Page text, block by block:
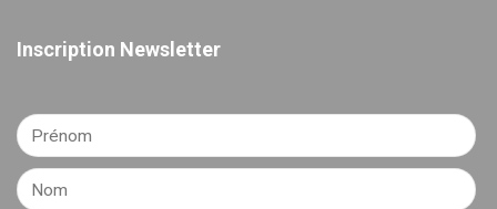
Inscription Newsletter